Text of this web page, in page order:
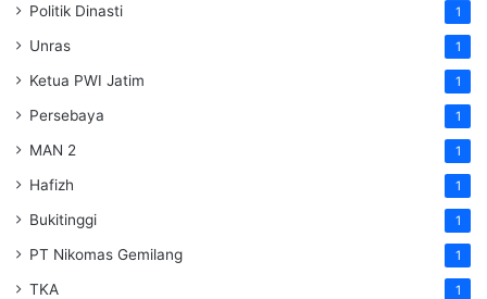
Politik Dinasti 1
Unras 1
Ketua PWI Jatim 1
Persebaya 1
MAN 2 1
Hafizh 1
Bukitinggi 1
PT Nikomas Gemilang 1
TKA 1